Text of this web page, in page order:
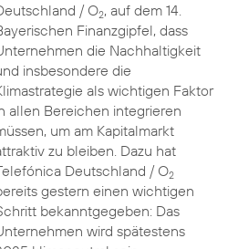
/ O2, auf dem 14.
Finanzgipfel, dass
die Nachhaltigkeit
insbesondere die
als wichtigen Faktor
allen Bereichen integrieren
um am Kapitalmarkt
zu bleiben. Dazu hat
Deutschland / O2
gestern einen wichtigen
bekanntgegeben: Das
wird spätestens